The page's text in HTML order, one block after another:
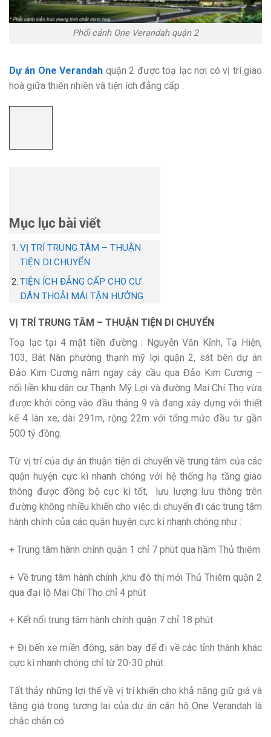
Phối cảnh One Verandah quận 2
Dự án One Verandah quận 2 được toạ lạc nơi có vị trí giao
hoà giữa thiên nhiên và tiện ích đẳng cấp .
Mục lục bài viết
VỊ TRÍ TRUNG TÂM – THUẬN
TIỆN DI CHUYỂN
TIỆN ÍCH ĐẲNG CẤP CHO CƯ
DÂN THOẢI MÁI TẬN HƯỞNG
VỊ TRÍ TRUNG TÂM – THUẬN TIỆN DI CHUYỂN
Toạ lạc tại 4 mặt tiền đường : Nguyễn Văn Kỉnh, Tạ Hiện,
103, Bát Nàn phường thạnh mỹ lợi quận 2, sát bên dự án
Đảo Kim Cương nằm ngay cây cầu qua Đảo Kim Cương –
nối liền khu dân cư Thạnh Mỹ Lợi và đường Mai Chí Thọ vừa
được khởi công vào đầu tháng 9 và đang xây dựng với thiết
kế 4 làn xe, dài 291m, rộng 22m với tổng mức đầu tư gần
500 tỷ đồng.
Từ vị trí của dự án thuận tiện di chuyển về trung tâm của các
quận huyện cực kì nhanh chóng với hệ thống hạ tầng giao
thông được đồng bộ cực kì tốt, lưu lượng lưu thông trên
đường không nhiều khiến cho việc di chuyển đi các trung tâm
hành chính của các quận huyện cực kì nhanh chóng như :
+ Trung tâm hành chính quận 1 chỉ 7 phút qua hầm Thủ thiêm
+ Về trung tâm hành chính ,khu đô thị mới Thủ Thiêm quận 2
qua đại lộ Mai Chí Thọ chỉ 4 phút
+ Kết nối trung tâm hành chính quận 7 chỉ 18 phút
+ Đi bến xe miền đông, sân bay để đi về các tỉnh thành khác
cực kì nhanh chóng chỉ từ 20-30 phút.
Tất thảy những lợi thế về vị trí khiến cho khả năng giữ giá và
tăng giá trong tương lai của dự án căn hộ One Verandah là
chắc chắn có